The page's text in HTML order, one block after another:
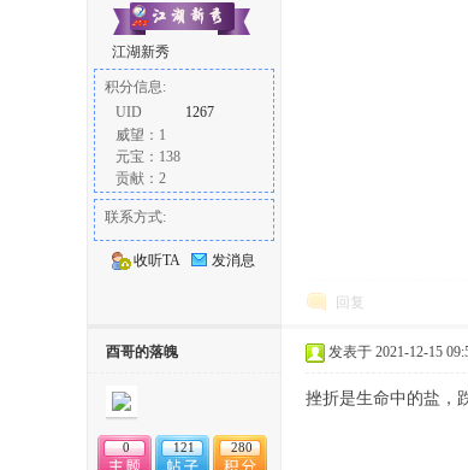
论
江湖新秀
积分信息:
UID
1267
威望：1
元宝：138
贡献：2
联系方式:
收听TA 发消息
回复
酉哥的落魄
0 121 280
发表于 2021-12-15
挫折是生命中的盐，